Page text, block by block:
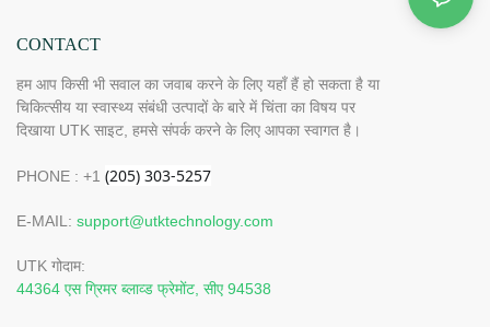
CONTACT
हम आप किसी भी सवाल का जवाब करने के लिए यहाँ हैं हो सकता है या
चिकित्सीय या स्वास्थ्य संबंधी उत्पादों के बारे में चिंता का विषय पर
दिखाया UTK साइट, हमसे संपर्क करने के लिए आपका स्वागत है।
PHONE : +1
E-MAIL: support@utktechnology.com
UTK गोदाम:
44364 एस ग्रिमर ब्लाव्ड फ्रेमोंट, सीए 94538